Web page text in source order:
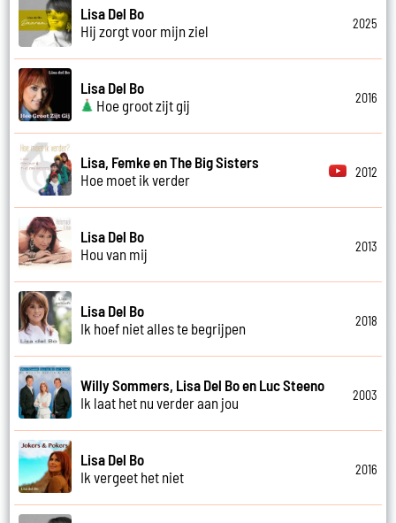
Lisa Del Bo
Hij zorgt voor mijn ziel
2025
Lisa Del Bo
Hoe groot zijt gij
2016
Lisa, Femke en The Big Sisters
Hoe moet ik verder
2012
Lisa Del Bo
Hou van mij
2013
Lisa Del Bo
Ik hoef niet alles te begrijpen
2018
Willy Sommers, Lisa Del Bo en Luc Steeno
Ik laat het nu verder aan jou
2003
Lisa Del Bo
Ik vergeet het niet
2016